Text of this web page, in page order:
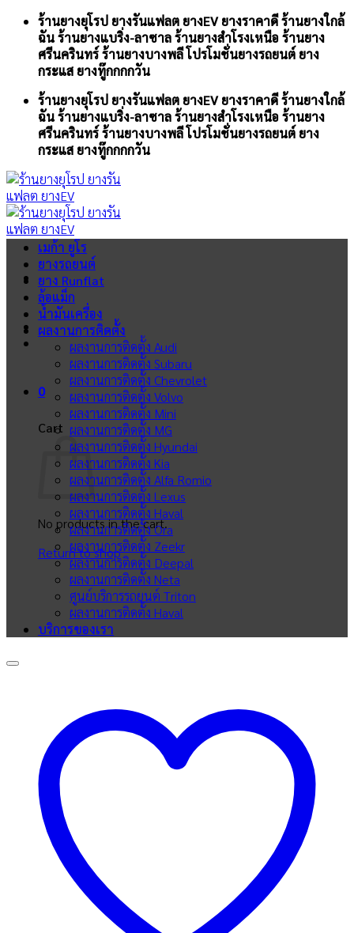
Skip
content
ร้านยางยุโรป ยางรันแฟลต ยางEV ยางราคาดี ร้านยางใกล้
ฉัน ร้านยางแบริ่ง-ลาซาล ร้านยางสำโรงเหนือ ร้านยาง
ศรีนครินทร์ ร้านยางบางพลี โปรโมชั่นยางรถยนต์ ยาง
กระแส ยางทู๊กกกกวัน
ร้านยางยุโรป ยางรันแฟลต ยางEV ยางราคาดี ร้านยางใกล้
ฉัน ร้านยางแบริ่ง-ลาซาล ร้านยางสำโรงเหนือ ร้านยาง
ศรีนครินทร์ ร้านยางบางพลี โปรโมชั่นยางรถยนต์ ยาง
กระแส ยางทู๊กกกกวัน
0
Cart
No products in the cart.
Return to shop
เมก้า ยูโร
ยางรถยนต์
ยาง Runflat
ล้อแม็ก
น้ำมันเครื่อง
ผลงานการติดตั้ง
ผลงานการติดตั้ง Audi
ผลงานการติดตั้ง Subaru
ผลงานการติดตั้ง Chevrolet
ผลงานการติดตั้ง Volvo
ผลงานการติดตั้ง Mini
ผลงานการติดตั้ง MG
ผลงานการติดตั้ง Hyundai
ผลงานการติดตั้ง Kia
ผลงานการติดตั้ง Alfa Romio
ผลงานการติดตั้ง Lexus
ผลงานการติดตั้ง Haval
ผลงานการติดตั้ง Ora
ผลงานการติดตั้ง Zeekr
ผลงานการติดตั้ง Deepal
ผลงานการติดตั้ง Neta
ศูนย์บริการรถยนต์ Triton
ผลงานการติดตั้ง Haval
บริการของเรา